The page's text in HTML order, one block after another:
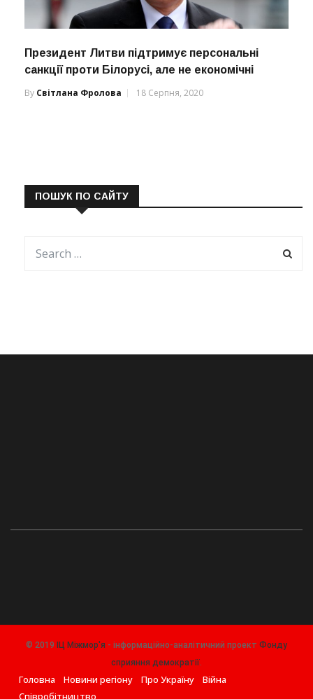
Президент Литви підтримує персональні
санкції проти Білорусі, але не економічні
By Світлана Фролова 18 Серпня, 2020
ПОШУК ПО САЙТУ
© 2019 ІЦ Міжмор'я - інформаційно-аналітичний проект Фонду
сприяння демократії.
Головна Новини регіону Про Україну
Війна